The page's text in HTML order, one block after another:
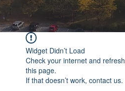
Widget Didn’t Load
Check your internet and refresh
this page.
If that doesn’t work, contact us.